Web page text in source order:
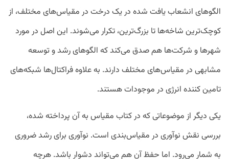
الگوهای انشعاب یافت شده در یک درخت در مقیاس‌های مختلف، از
کوچک‌ترین شاخه‌ها تا بزرگ‌ترین، تکرار می‌شوند. این اصل در مورد
شهرها و شرکت‌ها هم صدق می‌کند که الگوهای رشد و توسعه
مشابهی در مقیاس‌های مختلف دارند. به علاوه‌ فراکتال‌ها شبکه‌های
تامین کننده انرژی در موجودات هستند.
یکی دیگر از موضوعاتی که در کتاب مقیاس به آن پرداخته شده،
بررسی نقش نوآوری در مقیاس‌بندی است. نوآوری برای رشد ضروری
به شمار می‌رود. اما حفظ آن هم می‌تواند دشوار باشد. هرچه